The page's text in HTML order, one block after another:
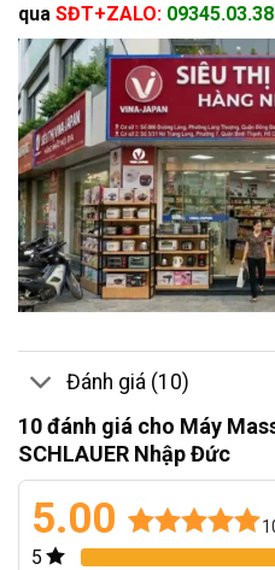
qua SĐT+ZALO:
Đánh giá (10)
10 đánh giá cho Máy
SCHLAUER Nhập Đức
5.00
5